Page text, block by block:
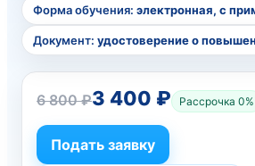
Форма обучения: электронная, с
Документ: удостоверение о
6 800 ₽3 400 ₽ Рассрочка 0%
Подать заявку